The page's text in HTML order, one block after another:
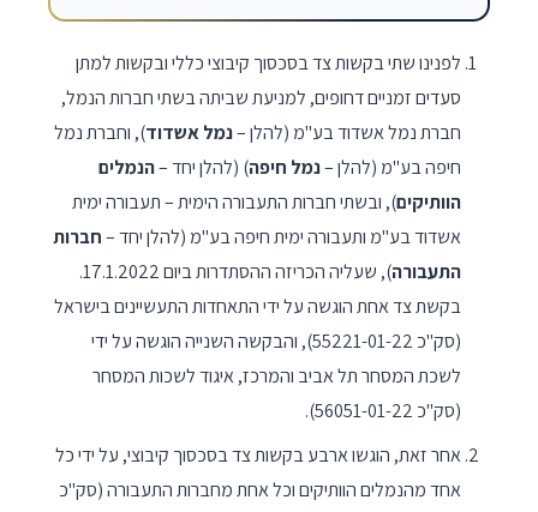
לפנינו שתי בקשות צד בסכסוך קיבוצי כללי ובקשות למתן
סעדים זמניים דחופים, למניעת שביתה בשתי חברות הנמל,
חברת נמל אשדוד בע"מ (להלן –נמל אשדוד), וחברת נמל
חיפה בע"מ (להלן –נמל חיפה) (להלן יחד –הנמלים
הוותיקים), ובשתי חברות התעבורה הימית – תעבורה ימית
אשדוד בע"מ ותעבורה ימית חיפה בע"מ (להלן יחד –חברות
התעבורה
), שעליה הכריזה ההסתדרות ביום 17.1.2022.
בקשת צד אחת הוגשה על ידי התאחדות התעשיינים בישראל
(סק"כ 55221-01-22), והבקשה השנייה הוגשה על ידי
לשכת המסחר תל אביב והמרכז, איגוד לשכות המסחר
(סק"כ 56051-01-22).
אחר זאת, הוגשו ארבע בקשות צד בסכסוך קיבוצי, על ידי כל
אחד מהנמלים הוותיקים וכל אחת מחברות התעבורה (סק"כ